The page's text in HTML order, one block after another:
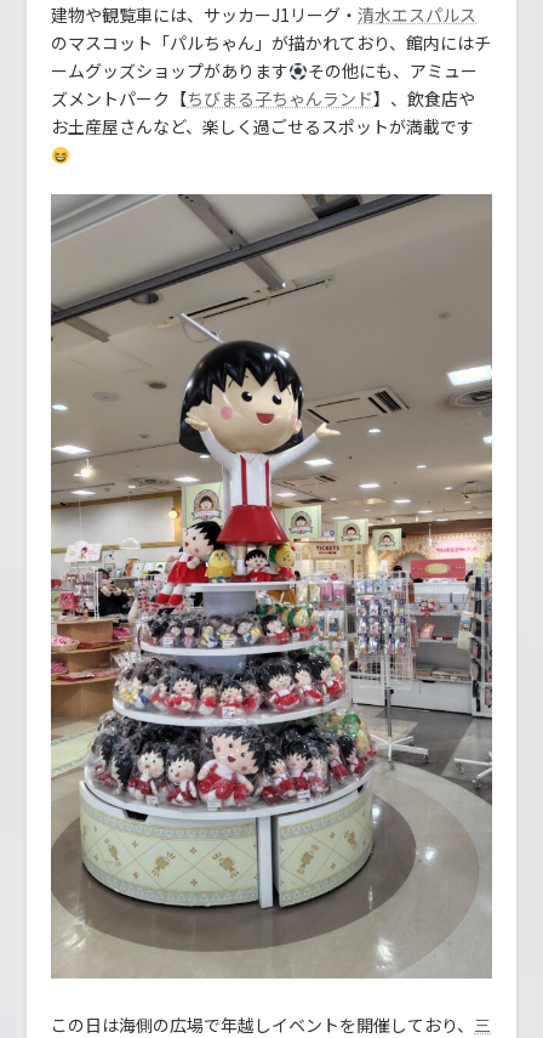
建物や観覧車には、サッカーJ1リーグ・清水エスパルス
のマスコット「パルちゃん」が描かれており、館内にはチ
ームグッズショップがあります
その他にも、アミュー
ズメントパーク【ちびまる子ちゃんランド】、飲食店や
お土産屋さんなど、楽しく過ごせるスポットが満載です
この日は海側の広場で年越しイベントを開催しており、 三